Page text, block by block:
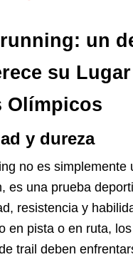
un
su
Olímpicos
y dureza
no es simplemente
es una prueba
resistencia y
en pista o en ruta,
trail deben